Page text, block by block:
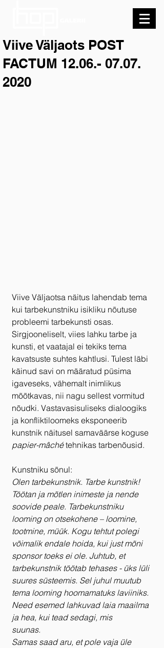
Viive Väljaots POST
FACTUM 12.06.- 07.07.
2020
Viive Väljaotsa näitus lahendab tema
kui tarbekunstniku isikliku nõutuse
probleemi tarbekunsti osas.
Sirgjooneliselt, viies lahku tarbe ja
kunsti, et vaatajal ei tekiks tema
kavatsuste suhtes kahtlusi. Tulest läbi
käinud savi on määratud püsima
igaveseks, vähemalt inimlikus
mõõtkavas, nii nagu sellest vormitud
nõudki. Vastavasisuliseks dialoogiks
ja konfliktiloomeks eksponeerib
kunstnik näitusel samaväärse koguse
papier-mâché tehnikas tarbenõusid.
Kunstniku sõnul:
Olen tarbekunstnik. Tarbe kunstnik!
Töötan ja mõtlen inimeste ja nende
soovide peale. Tarbekunstniku
looming on otsekohene – loomine,
tootmine, müük. Kogu tehtut polegi
võimalik endale hoida, kui just mõni
sponsor toeks ei ole. Juhtub, et
tarbekunstnik töötab tehases - üks lüli
suures süsteemis. Sel juhul muutub
tema looming hoomamatuks laviiniks.
Need esemed lahkuvad laia maailma
ja hea, kui tead sedagi, mis
suunas.
Samas saad aru, et pole vaja üle